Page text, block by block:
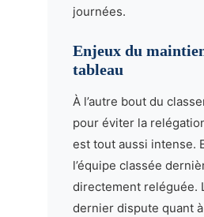
journées.
Enjeux du
tableau
À l’autre bout du
pour éviter la
est tout aussi intense.
l’équipe classée
directement reléguée.
dernier dispute quant